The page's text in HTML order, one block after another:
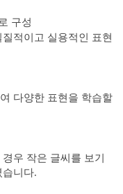
구성
적이고 실용적인 표현
다양한 표현을 학습할
우 작은 글씨를 보기
습니다.